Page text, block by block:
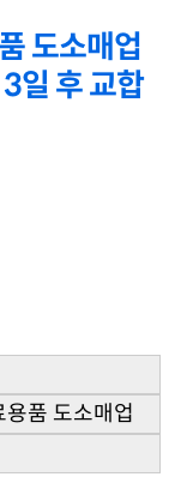
도소매업
일 후 교합
용품 도소매업